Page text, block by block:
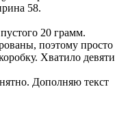
58.
20 грамм.
поэтому просто
Хватило девяти
Дополняю текст